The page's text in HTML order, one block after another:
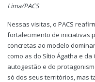
Lima/PACS
Nessas visitas, o PACS
fortalecimento de iniciativas
concretas ao modelo
como as do Sítio Ágatha e da
autogestão e do
só dos seus territórios, mas